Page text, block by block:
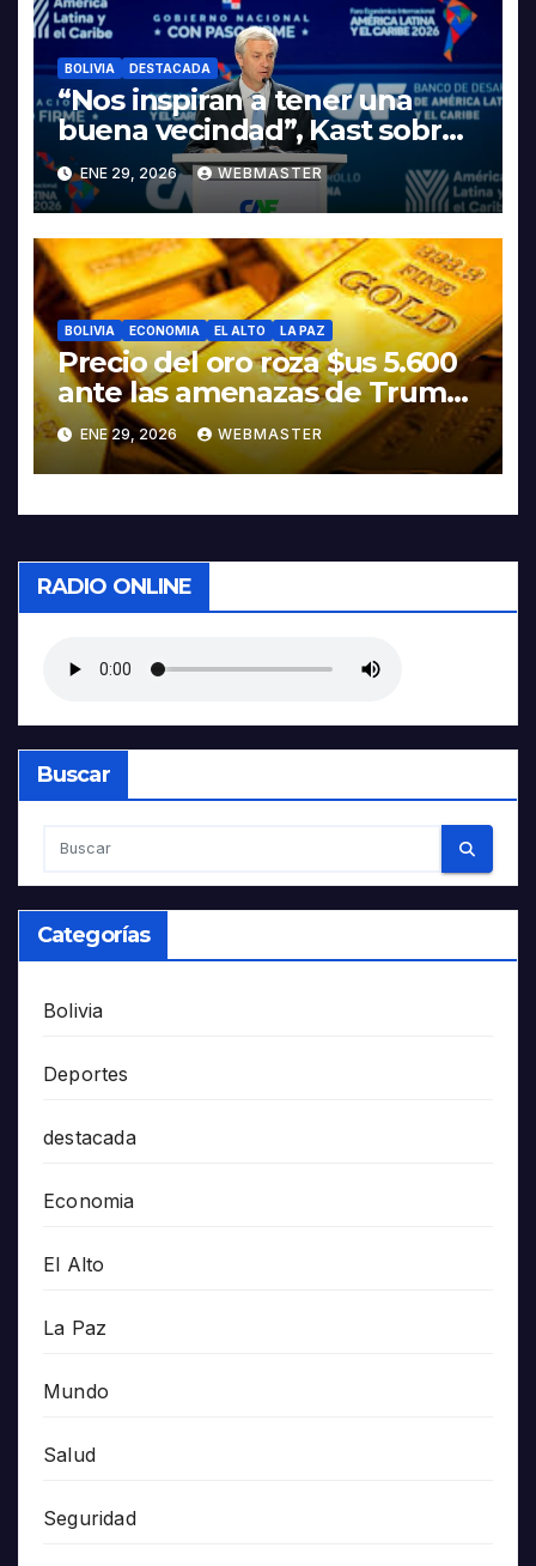
BOLIVIA DESTACADA
“Nos inspiran a tener una
buena vecindad”, Kast sobre
discurso del presidente
Rodrigo Paz
ENE 29, 2026 WEBMASTER
BOLIVIA ECONOMIA EL ALTO LA PAZ
Precio del oro roza $us 5.600
ante las amenazas de Trump
contra Irán
ENE 29, 2026 WEBMASTER
RADIO ONLINE
Buscar
Categorías
Bolivia
Deportes
destacada
Economia
El Alto
La Paz
Mundo
Salud
Seguridad